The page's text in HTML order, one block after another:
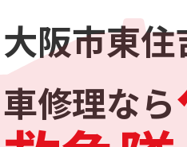
大阪市東
車修理なら